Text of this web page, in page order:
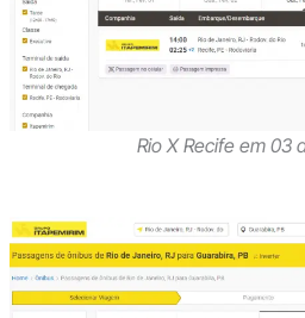
Rio X Recife em 03